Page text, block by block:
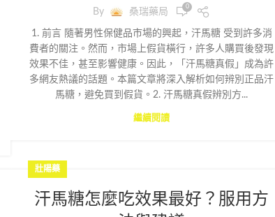
By 桑瑞藥局 0
1. 前言 隨著男性保健品市場的興起，汗馬糖 受到許多消
費者的關注。然而，市場上假貨橫行，許多人購買後發現
效果不佳，甚至影響健康。因此，「汗馬糖真假」成為許
多網友熱議的話題。本篇文章將深入解析如何辨別正品汗
馬糖，避免買到假貨。2. 汗馬糖真假辨別方...
繼續閱讀
壯陽藥
汗馬糖怎麼吃效果最好？服用方